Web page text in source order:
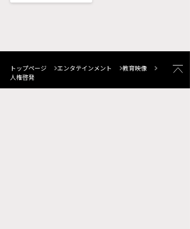
トップページ エンタテインメント
教育映像
人権啓発